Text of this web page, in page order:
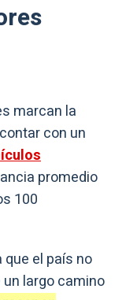
marcan la
con un
promedio
100
que el país no
largo camino